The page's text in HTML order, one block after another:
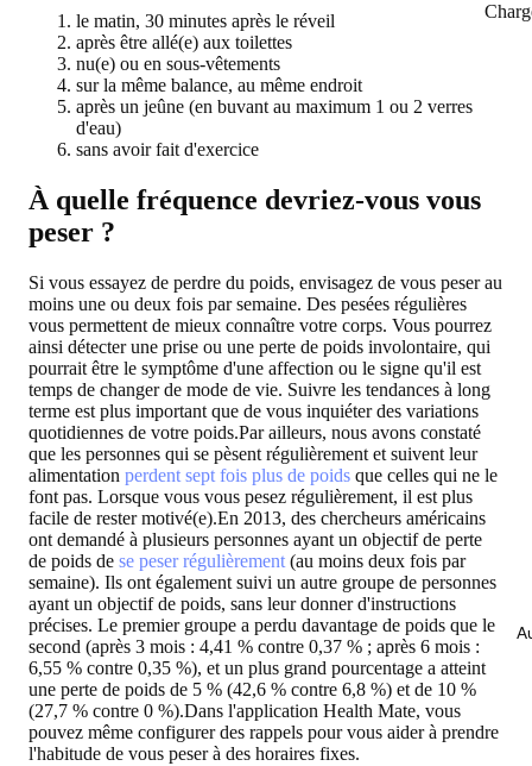
le matin, 30 minutes après le réveil
après être allé(e) aux toilettes
nu(e) ou en sous-vêtements
sur la même balance, au même endroit
après un jeûne (en buvant au maximum 1 ou 2 verres
d'eau)
sans avoir fait d'exercice
À quelle fréquence devriez-vous vous
peser ?
Si vous essayez de perdre du poids, envisagez de vous peser au
moins une ou deux fois par semaine. Des pesées régulières
vous permettent de mieux connaître votre corps. Vous pourrez
ainsi détecter une prise ou une perte de poids involontaire, qui
pourrait être le symptôme d'une affection ou le signe qu'il est
temps de changer de mode de vie. Suivre les tendances à long
terme est plus important que de vous inquiéter des variations
quotidiennes de votre poids.Par ailleurs, nous avons constaté
que les personnes qui se pèsent régulièrement et suivent leur
alimentation perdent sept fois plus de poids que celles qui ne le
font pas. Lorsque vous vous pesez régulièrement, il est plus
facile de rester motivé(e).En 2013, des chercheurs américains
ont demandé à plusieurs personnes ayant un objectif de perte
de poids de se peser régulièrement (au moins deux fois par
semaine). Ils ont également suivi un autre groupe de personnes
ayant un objectif de poids, sans leur donner d'instructions
précises. Le premier groupe a perdu davantage de poids que le
second (après 3 mois : 4,41 % contre 0,37 % ; après 6 mois :
6,55 % contre 0,35 %), et un plus grand pourcentage a atteint
une perte de poids de 5 % (42,6 % contre 6,8 %) et de 10 %
(27,7 % contre 0 %).Dans l'application Health Mate, vous
pouvez même configurer des rappels pour vous aider à prendre
l'habitude de vous peser à des horaires fixes.